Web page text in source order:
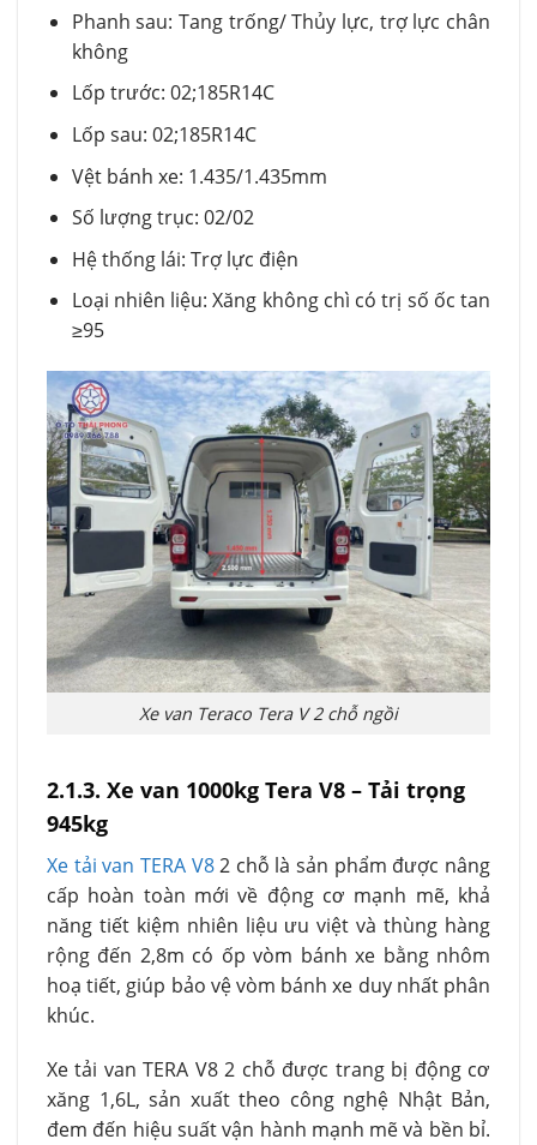
Phanh sau: Tang trống/ Thủy lực, trợ lực chân
không
Lốp trước: 02;185R14C
Lốp sau: 02;185R14C
Vệt bánh xe: 1.435/1.435mm
Số lượng trục: 02/02
Hệ thống lái: Trợ lực điện
Loại nhiên liệu: Xăng không chì có trị số ốc tan
≥95
Xe van Teraco Tera V 2 chỗ ngồi
2.1.3. Xe van 1000kg Tera V8 – Tải trọng
945kg
Xe tải van TERA V82 chỗ là sản phẩm được nâng
cấp hoàn toàn mới về động cơ mạnh mẽ, khả
năng tiết kiệm nhiên liệu ưu việt và thùng hàng
rộng đến 2,8m có ốp vòm bánh xe bằng nhôm
hoạ tiết, giúp bảo vệ vòm bánh xe duy nhất phân
khúc.
Xe tải van TERA V8 2 chỗ được trang bị động cơ
xăng 1,6L, sản xuất theo công nghệ Nhật Bản,
đem đến hiệu suất vận hành mạnh mẽ và bền bỉ.